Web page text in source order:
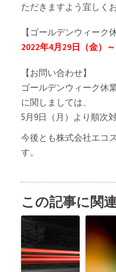
ただきますよう宜しく
【ゴールデンウィーク
2022年4月29日（金）
【お問い合わせ】
ゴールデンウィーク休
に関しましては、
5月9日（月）より順次
今後とも株式会社エコ
す。
この記事に関